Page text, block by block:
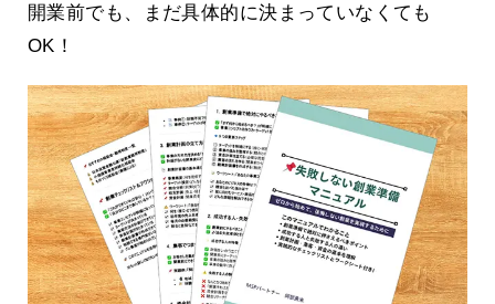
開業前でも、まだ具体的に決まっていなくても
OK！